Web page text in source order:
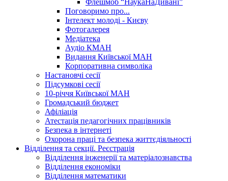
Флешмоб “НаукаНаДивані”
Поговоримо про...
Інтелект молоді - Києву
Фотогалерея
Медіатека
Аудіо КМАН
Видання Київської МАН
Корпоративна символіка
Настановчі сесії
Підсумкові сесії
10-річчя Київської МАН
Громадський бюджет
Афіліація
Атестація педагогічних працівників
Безпека в інтернеті
Охорона праці та безпека життєдіяльності
Відділення та секції. Реєстрація
Відділення інженерії та матеріалознавства
Відділення економіки
Відділення математики